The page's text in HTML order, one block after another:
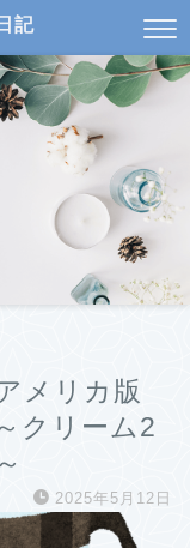
記
メリカ版
クリーム2
2025年5月12日